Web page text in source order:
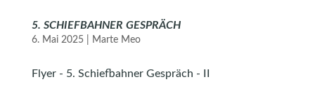
5. SCHIEFBAHNER GESPRÄCH
6. Mai 2025| Marte Meo
Flyer - 5. Schiefbahner Gespräch - II